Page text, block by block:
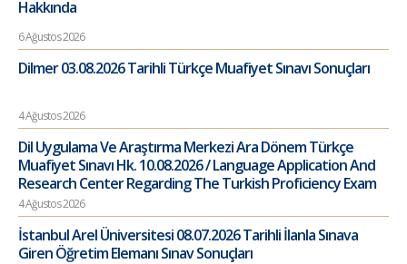
Hakkında
6 Ağustos 2026
Dilmer 03.08.2026 Tarihli Türkçe Muafiyet Sınavı Sonuçları
4 Ağustos 2026
Dil Uygulama Ve Araştırma Merkezi Ara Dönem Türkçe
Muafiyet Sınavı Hk. 10.08.2026 / Language Application And
Research Center Regarding The Turkish Proficiency Exam
4 Ağustos 2026
İstanbul Arel Üniversitesi 08.07.2026 Tarihli İlanla Sınava
Giren Öğretim Elemanı Sınav Sonuçları